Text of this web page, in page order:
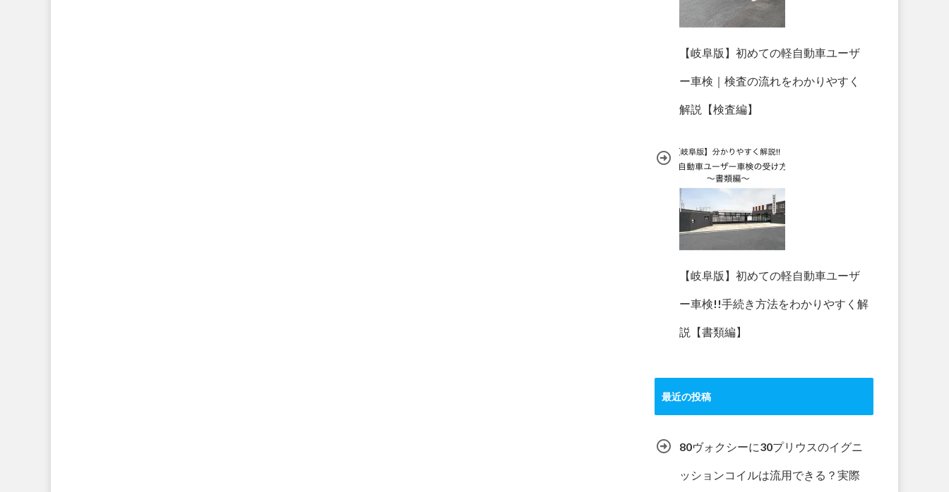
【岐阜版】初めての軽自動車ユーザ
ー車検｜検査の流れをわかりやすく
解説【検査編】
【岐阜版】初めての軽自動車ユーザ
ー車検!!手続き方法をわかりやすく解
説【書類編】
最近の投稿
80ヴォクシーに30プリウスのイグニ
ッションコイルは流用できる？実際